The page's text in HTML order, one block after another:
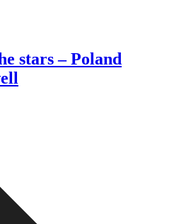
stars – Poland